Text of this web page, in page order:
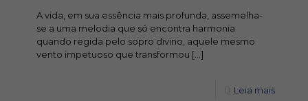
A vida, em sua essência mais profunda, assemelha-
se a uma melodia que só encontra harmonia
quando regida pelo sopro divino, aquele mesmo
vento impetuoso que transformou […]
Leia mais